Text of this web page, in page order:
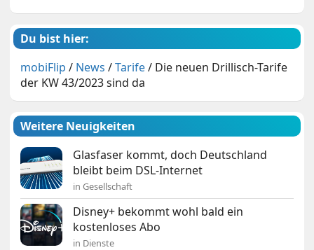
Du bist hier:
mobiFlip / News /Tarife/ Die neuen Drillisch-Tarife
der KW 43/2023 sind da
Weitere Neuigkeiten
Glasfaser kommt, doch Deutschland
bleibt beim DSL-Internet
in Gesellschaft
Disney+ bekommt wohl bald ein
kostenloses Abo
in Dienste